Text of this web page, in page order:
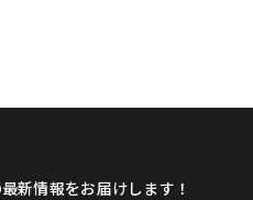
新情報をお届けします！